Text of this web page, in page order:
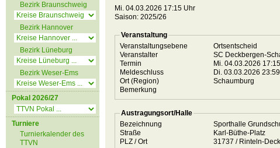
Bezirk Braunschweig
Bezirk Hannover
Bezirk Lüneburg
Bezirk Weser-Ems
Pokal 2026/27
Turniere
Turnierkalender des
TTVN
Mi. 04.03.2026 17:15 Uhr
Saison: 2025/26
Veranstaltung
Veranstaltungsebene
Ortsentscheid
Veranstalter
SC Deckbergen-
Termin
Mi. 04.03.2026
Meldeschluss
Di. 03.03.2026
Ort (Region)
Schaumburg
Bemerkung
Austragungsort/Halle
Bezeichnung
Sporthalle
Straße
Karl-Büthe-Platz
PLZ / Ort
31737 / Rinteln-